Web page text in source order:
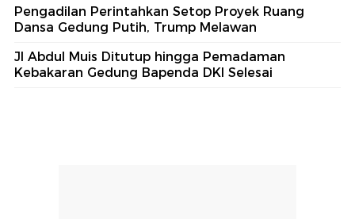
Pengadilan Perintahkan Setop Proyek Ruang
Dansa Gedung Putih, Trump Melawan
Jl Abdul Muis Ditutup hingga Pemadaman
Kebakaran Gedung Bapenda DKI Selesai